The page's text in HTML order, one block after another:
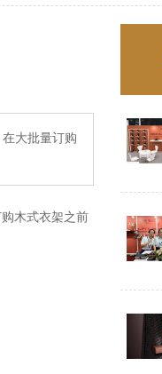
大批量订购
木式衣架之前